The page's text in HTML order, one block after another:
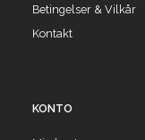
Betingelser & Vilkår
Kontakt
KONTO